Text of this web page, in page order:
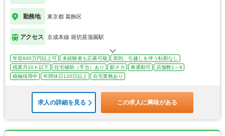
勤務地 東京都 葛飾区
アクセス 京成本線 堀切菖蒲園駅
年収600万円以上可 未経験者も応募可能
原則、引越しを伴う転勤なし
残業月10ｈ以下
住宅補助（手当）あり 駅チカ 車通勤可
店舗数1～9
積極採用中
年間休日120日以上 在宅業務あり
求人の詳細を見る この求人に興味がある